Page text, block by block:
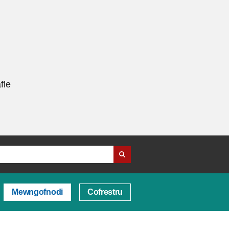
Mewngofnodi Cofrestru